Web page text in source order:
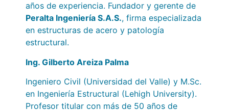
años de experiencia. Fundador y gerente de
Peralta Ingeniería S.A.S., firma especializada
en estructuras de acero y patología
estructural.
Ing. Gilberto Areiza Palma
Ingeniero Civil (Universidad del Valle) y M.Sc.
en Ingeniería Estructural (Lehigh University).
Profesor titular con más de 50 años de